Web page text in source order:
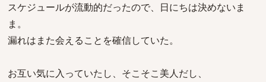
スケジュールが流動的だったので、日にちは決めないま
ま。
漏れはまた会えることを確信していた。
お互い気に入っていたし、そこそこ美人だし、